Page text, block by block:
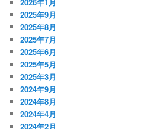
2026年1月
2025年9月
2025年8月
2025年7月
2025年6月
2025年5月
2025年3月
2024年9月
2024年8月
2024年4月
2024年2月